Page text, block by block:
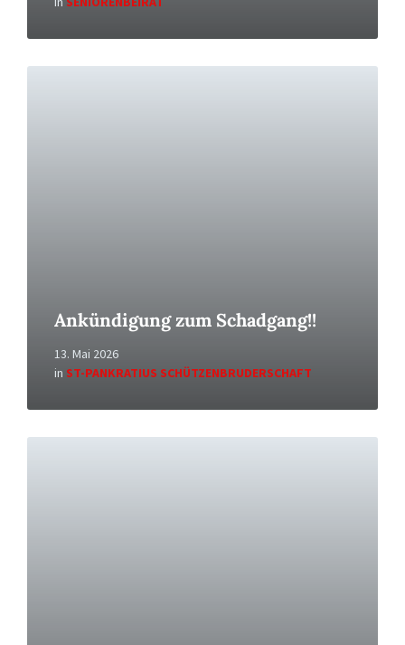
Ankündigung zum Schadgang!!
13. Mai 2026
in ST-PANKRATIUS SCHÜTZENBRUDERSCHAFT